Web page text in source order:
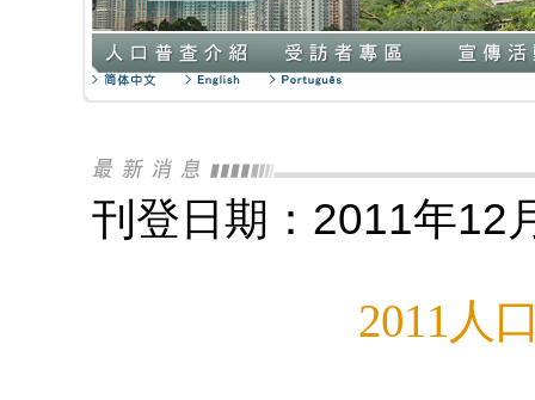
刊登日期：2011年12
2011人